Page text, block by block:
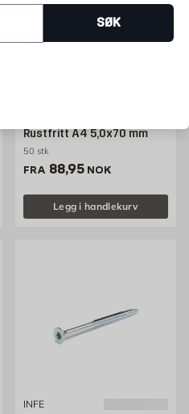
SØK
Rustfritt A4 5,0x70 mm
50 stk
FRA Pris 88.95 NOK /stk
88,95 NOK
Legg i handlekurv
INFE